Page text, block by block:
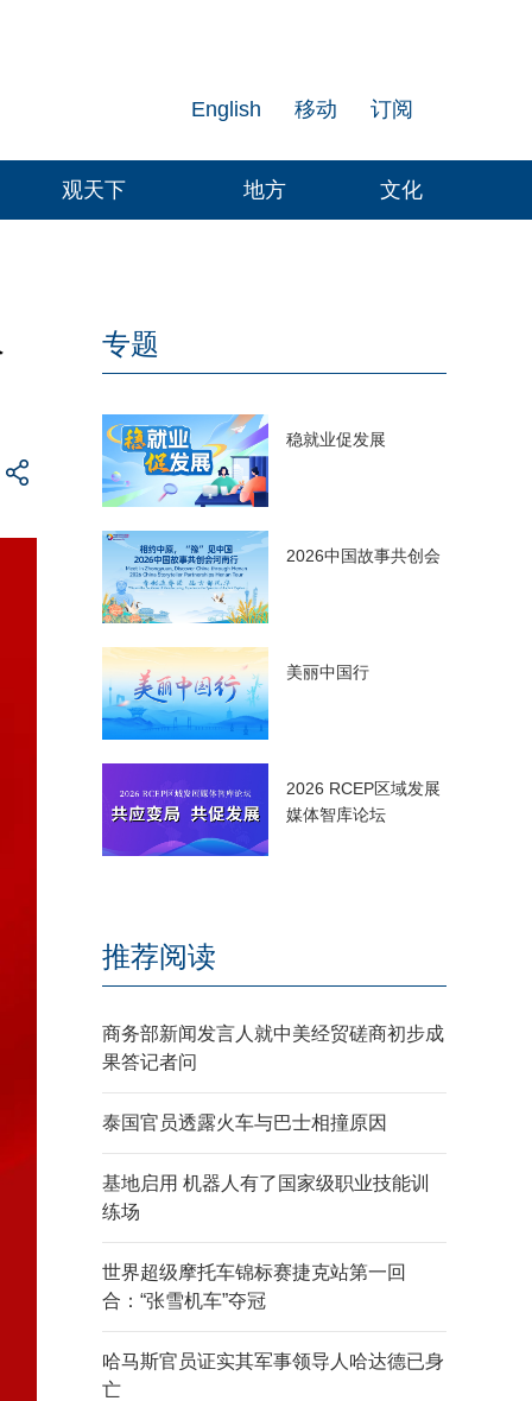
订阅
移动
English
观天下 地方 文化
专题
稳就业促发展
2026中国故事共创会
美丽中国行
2026 RCEP区域发展
媒体智库论坛
推荐阅读
商务部新闻发言人就中美经贸磋商初步成
果答记者问
泰国官员透露火车与巴士相撞原因
基地启用 机器人有了国家级职业技能训
练场
世界超级摩托车锦标赛捷克站第一回
合：“张雪机车”夺冠
哈马斯官员证实其军事领导人哈达德已身
亡